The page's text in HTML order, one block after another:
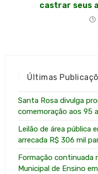
castrar seus
Últimas
Santa Rosa divulga
comemoração aos 95
Leilão de área pública
arrecada R$ 306 mil
Formação continuada
Municipal de Ensino